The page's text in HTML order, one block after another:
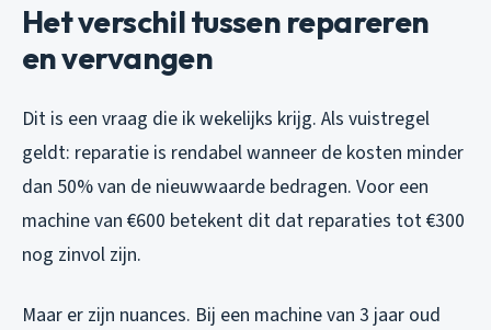
Het verschil tussen repareren
en vervangen
Dit is een vraag die ik wekelijks krijg. Als vuistregel
geldt: reparatie is rendabel wanneer de kosten minder
dan 50% van de nieuwwaarde bedragen. Voor een
machine van €600 betekent dit dat reparaties tot €300
nog zinvol zijn.
Maar er zijn nuances. Bij een machine van 3 jaar oud